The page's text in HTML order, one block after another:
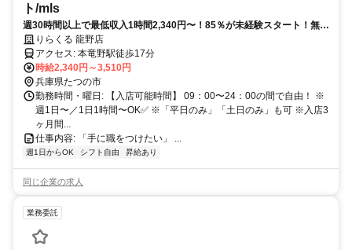
ト/mls
週30時間以上で最低収入1時間2,340円〜！85％が未経験スタート！無料
トレで一生モノの技術を習得✅好きな時間に収入を得られます⏰【兵庫
県たつの市龍野町四箇】
りらくる 龍野店
アクセス: 本竜野駅徒歩17分
時給2,340円～3,510円
兵庫県たつの市
勤務時間・曜日: 【入店可能時間】 09：00〜24：00の間で自由！ ※
週1日〜／1日1時間〜OK✅ ※「平日のみ」「土日のみ」も可 ※入店3
ヶ月間...
仕事内容: 「手に職をつけたい」 ...
週1日からOK シフト自由 昇給あり
同じ企業の求人
業務委託